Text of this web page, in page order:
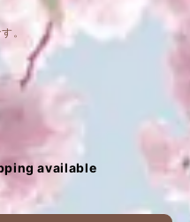
。
available